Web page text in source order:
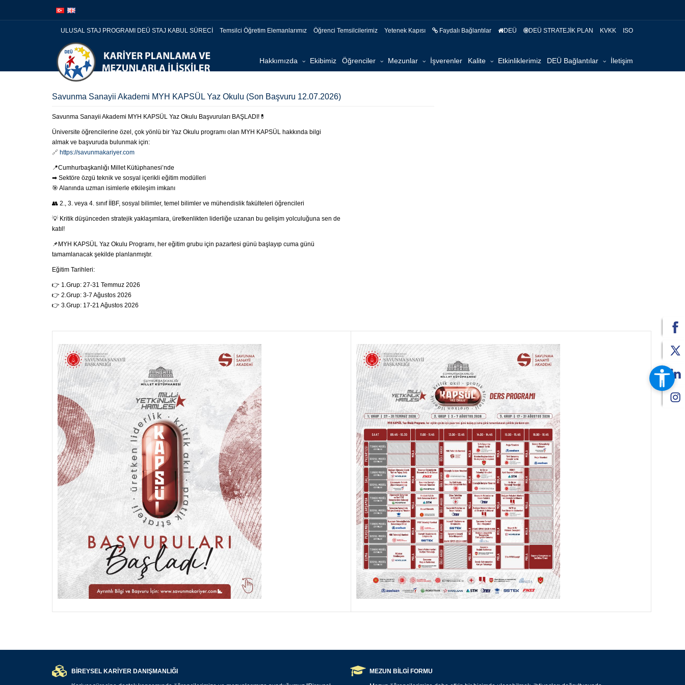
ULUSAL STAJ PROGRAMI DEÜ STAJ KABUL SÜRECİ Temsilci Öğretim Elemanlarımız Öğrenci Temsilcilerimiz Yetenek Kapısı Faydalı Bağlantılar DEÜ DEÜ STRATEJİK PLAN KVKK ISO
Hakkımızda Ekibimiz Öğrenciler Mezunlar İşverenler Kalite Etkinliklerimiz DEÜ Bağlantılar İletişim
Savunma Sanayii Akademi MYH KAPSÜL Yaz Okulu (Son Başvuru 12.07.2026)
Savunma Sanayii Akademi MYH KAPSÜL Yaz Okulu Başvuruları BAŞLADI!💊
Üniversite öğrencilerine özel, çok yönlü bir Yaz Okulu programı olan MYH KAPSÜL hakkında bilgi
almak ve başvuruda bulunmak için:
🔗 https://savunmakariyer.com
📍Cumhurbaşkanlığı Millet Kütüphanesi’nde
➡ Sektöre özgü teknik ve sosyal içerikli eğitim modülleri
🎯 Alanında uzman isimlerle etkileşim imkanı
👥 2., 3. veya 4. sınıf İİBF, sosyal bilimler, temel bilimler ve mühendislik fakülteleri öğrencileri
💡 Kritik düşünceden stratejik yaklaşımlara, üretkenlikten liderliğe uzanan bu gelişim yolculuğuna sen de
katıl!
📌MYH KAPSÜL Yaz Okulu Programı, her eğitim grubu için pazartesi günü başlayıp cuma günü
tamamlanacak şekilde planlanmıştır.
Eğitim Tarihleri:
👉 1.Grup: 27-31 Temmuz 2026
👉 2.Grup: 3-7 Ağustos 2026
👉 3.Grup: 17-21 Ağustos 2026
BİREYSEL KARİYER DANIŞMANLIĞI MEZUN BİLGİ FORMU